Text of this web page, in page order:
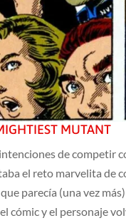
MUTANT
de competir
el reto marvelita de
que parecía (una vez
cómic y el personaje